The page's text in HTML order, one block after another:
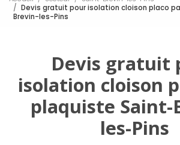
Devis gratuit pour isolation cloison placo
Brevin-les-Pins
Devis gratuit
isolation cloison
plaquiste Saint-
les-Pins